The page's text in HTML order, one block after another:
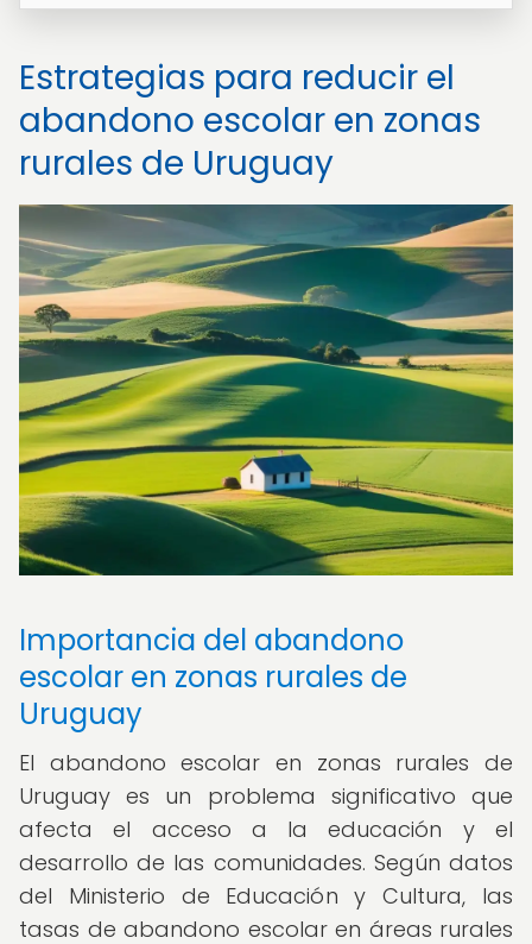
Estrategias para reducir el
abandono escolar en zonas
rurales de Uruguay
Importancia del abandono
escolar en zonas rurales de
Uruguay
El abandono escolar en zonas rurales de
Uruguay es un problema significativo que
afecta el acceso a la educación y el
desarrollo de las comunidades. Según datos
del Ministerio de Educación y Cultura, las
tasas de abandono escolar en áreas rurales